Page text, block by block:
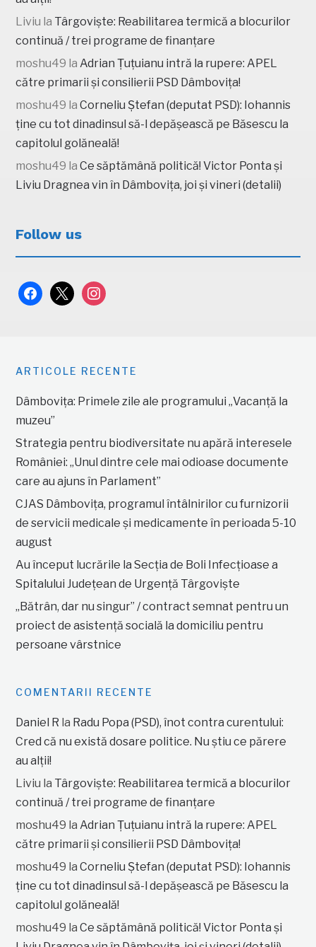
Liviu la Târgoviște: Reabilitarea termică a blocurilor
continuă / trei programe de finanțare
moshu49 laAdrian Țuțuianu intră la rupere: APEL
către primarii și consilierii PSD Dâmbovița!
moshu49 laCorneliu Ștefan (deputat PSD): Iohannis
ține cu tot dinadinsul să-l depășească pe Băsescu la
capitolul golăneală!
moshu49 laCe săptămână politică! Victor Ponta și
Liviu Dragnea vin în Dâmbovița, joi și vineri (detalii)
Follow us
facebook
x instagram
ARTICOLE RECENTE
Dâmbovița: Primele zile ale programului „Vacanță la
muzeu”
Strategia pentru biodiversitate nu apără interesele
României: „Unul dintre cele mai odioase documente
care au ajuns în Parlament”
CJAS Dâmbovița, programul întâlnirilor cu furnizorii
de servicii medicale și medicamente în perioada 5-10
august
Au început lucrările la Secția de Boli Infecțioase a
Spitalului Județean de Urgență Târgoviște
„Bătrân, dar nu singur” / contract semnat pentru un
proiect de asistență socială la domiciliu pentru
persoane vârstnice
COMENTARII RECENTE
Daniel R la Radu Popa (PSD), înot contra curentului:
Cred că nu există dosare politice. Nu știu ce părere
au alții!
Liviu la Târgoviște: Reabilitarea termică a blocurilor
continuă / trei programe de finanțare
moshu49 laAdrian Țuțuianu intră la rupere: APEL
către primarii și consilierii PSD Dâmbovița!
moshu49 laCorneliu Ștefan (deputat PSD): Iohannis
ține cu tot dinadinsul să-l depășească pe Băsescu la
capitolul golăneală!
moshu49 laCe săptămână politică! Victor Ponta și